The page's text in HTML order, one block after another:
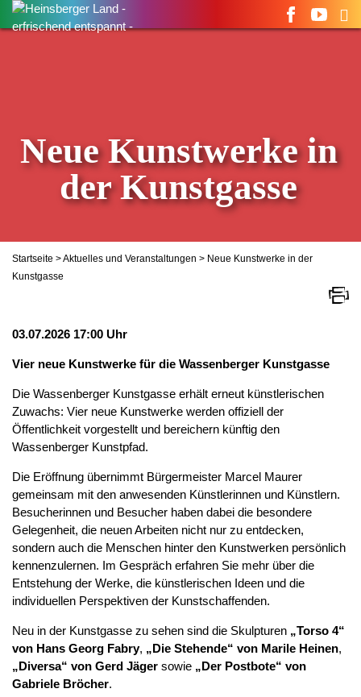
Suchen
nach:
Neue Kunstwerke in
der Kunstgasse
Startseite >Aktuelles und Veranstaltungen > Neue Kunstwerke in der
Kunstgasse
03.07.2026 17:00 Uhr
Vier neue Kunstwerke für die Wassenberger Kunstgasse
Die Wassenberger Kunstgasse erhält erneut künstlerischen
Zuwachs: Vier neue Kunstwerke werden offiziell der
Öffentlichkeit vorgestellt und bereichern künftig den
Wassenberger Kunstpfad.
Die Eröffnung übernimmt Bürgermeister Marcel Maurer
gemeinsam mit den anwesenden Künstlerinnen und Künstlern.
Besucherinnen und Besucher haben dabei die besondere
Gelegenheit, die neuen Arbeiten nicht nur zu entdecken,
sondern auch die Menschen hinter den Kunstwerken persönlich
kennenzulernen. Im Gespräch erfahren Sie mehr über die
Entstehung der Werke, die künstlerischen Ideen und die
individuellen Perspektiven der Kunstschaffenden.
Neu in der Kunstgasse zu sehen sind die Skulpturen „Torso 4“
von Hans Georg Fabry, „Die Stehende“ von Marile Heinen,
„Diversa“ von Gerd Jäger sowie „Der Postbote“ von
Gabriele Bröcher.